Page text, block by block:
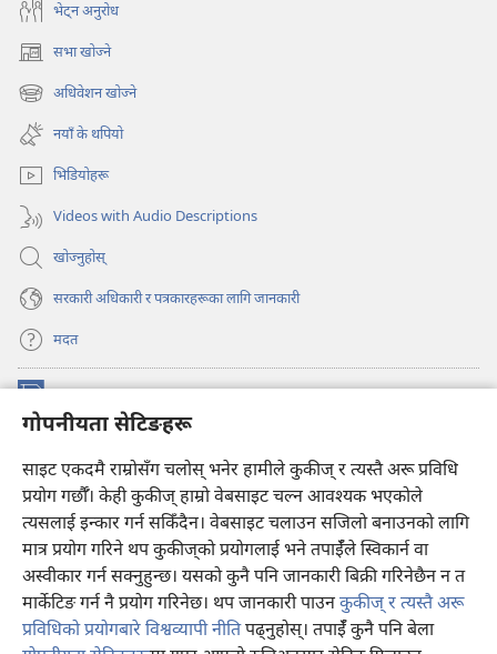
गोपनीयता सेटिङहरू
साइट एकदमै राम्रोसँग चलोस् भनेर हामीले कुकीज् र त्यस्तै अरू प्रविधि
प्रयोग गर्छौँ। केही कुकीज्‌ हाम्रो वेबसाइट चल्न आवश्यक भएकोले
त्यसलाई इन्कार गर्न सकिँदैन। वेबसाइट चलाउन सजिलो बनाउनको लागि
मात्र प्रयोग गरिने थप कुकीज्‌को प्रयोगलाई भने तपाईँले स्विकार्न वा
अस्वीकार गर्न सक्नुहुन्छ। यसको कुनै पनि जानकारी बिक्री गरिनेछैन न त
मार्केटिङ गर्न नै प्रयोग गरिनेछ। थप जानकारी पाउनकुकीज् र त्यस्तै अरू
प्रविधिको प्रयोगबारे विश्वव्यापी नीतिपढ्नुहोस्। तपाईँ कुनै पनि बेला
भेट्‌न अनुरोध
सभा खोज्ने
(ब्राउजरको
अर्को
ट्याबमा
नयाँ
पृष्ठ
खुल्नेछ)
अधिवेशन खोज्ने
(ब्राउजरको
अर्को
ट्याबमा
नयाँ
पृष्ठ
खुल्नेछ)
नयाँ के थपियो
भिडियोहरू
Videos with Audio Descriptions
खोज्नुहोस्‌
सरकारी अधिकारी र पत्रकारहरूका लागि जानकारी
मदत
(ब्राउजरको
अर्को
नयाँ
पृष्ठ
प्रहरीधरहरा अनलाइन लाइब्रेरी
(ब्राउजरको
अर्को
नयाँ
पृष्ठ
खुल्नेछ)
JW Hub ®
(ब्राउजरको
अर्को
ट्याबमा
नयाँ
पृष्ठ
खुल्नेछ)
JW लाइब्रेरी